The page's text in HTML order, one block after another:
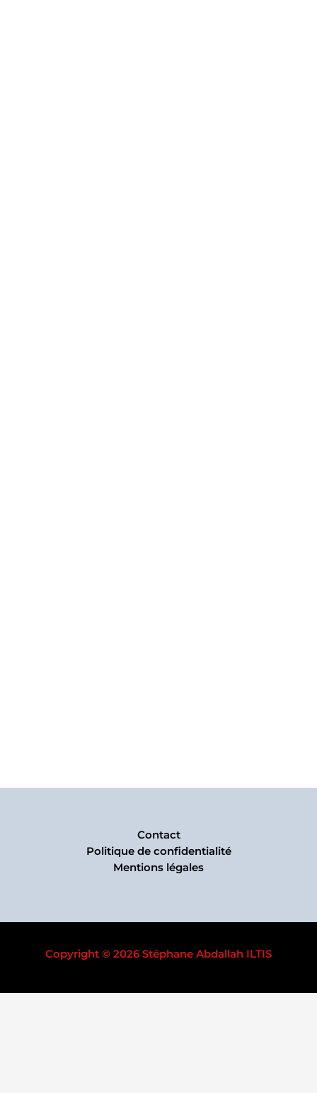
Contact
Politique de confidentialité
Mentions légales
Copyright © 2026 Stéphane Abdallah ILTIS